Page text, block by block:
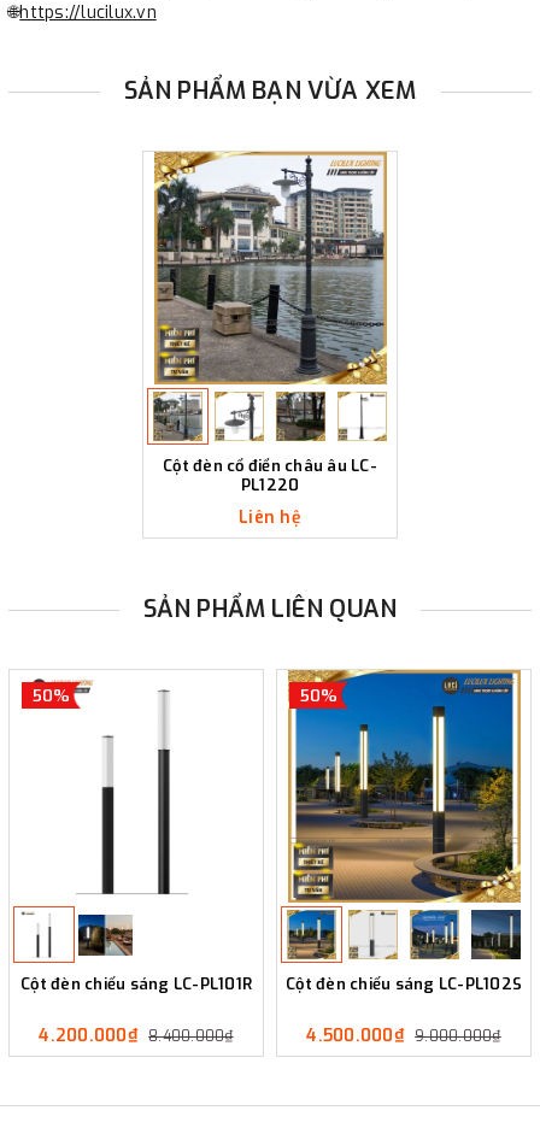
🌐https://lucilux.vn
SẢN PHẨM BẠN VỪA XEM
Cột đèn cổ điển châu âu LC-
PL1220
Liên hệ
SẢN PHẨM LIÊN QUAN
50%
Cột đèn chiếu sáng LC-PL101R
4.200.000₫ 8.400.000₫
50%
Cột đèn chiếu sáng LC-PL102S
4.500.000₫ 9.000.000₫